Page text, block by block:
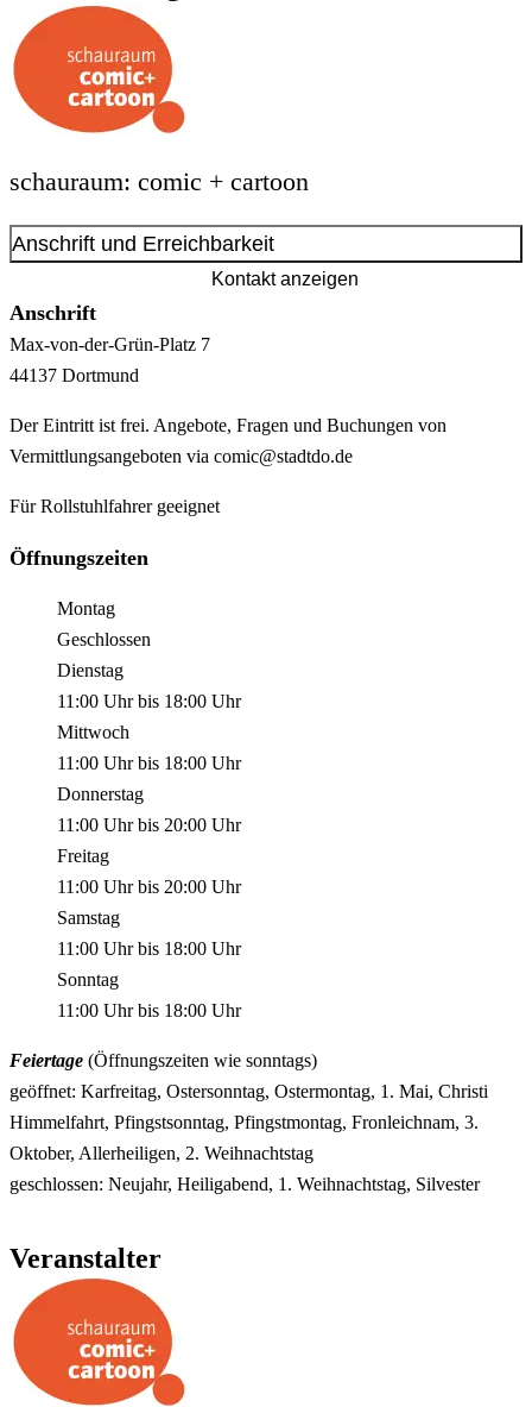
schauraum: comic + cartoon
Anschrift und Erreichbarkeit
Kontakt anzeigen
Anschrift
Max-von-der-Grün-Platz 7
44137 Dortmund
Der Eintritt ist frei. Angebote, Fragen und Buchungen von
Vermittlungsangeboten via comic@stadtdo.de
Für Rollstuhlfahrer geeignet
Öffnungszeiten
Montag
Geschlossen
Dienstag
11:00 Uhrbis 18:00 Uhr
Mittwoch
11:00 Uhrbis 18:00 Uhr
Donnerstag
11:00 Uhrbis 20:00 Uhr
Freitag
11:00 Uhrbis 20:00 Uhr
Samstag
11:00 Uhrbis 18:00 Uhr
Sonntag
11:00 Uhrbis 18:00 Uhr
Feiertage (Öffnungszeiten wie sonntags)
geöffnet: Karfreitag, Ostersonntag, Ostermontag, 1. Mai, Christi
Himmelfahrt, Pfingstsonntag, Pfingstmontag, Fronleichnam, 3.
Oktober, Allerheiligen, 2. Weihnachtstag
geschlossen: Neujahr, Heiligabend, 1. Weihnachtstag, Silvester
Veranstalter